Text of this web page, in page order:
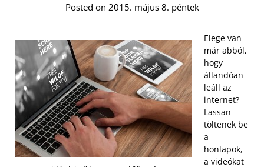
Posted on 2015. május 8. péntek
Elege van
már abból,
hogy
állandóan
leáll az
internet?
Lassan
töltenek be
a
honlapok,
a videókat